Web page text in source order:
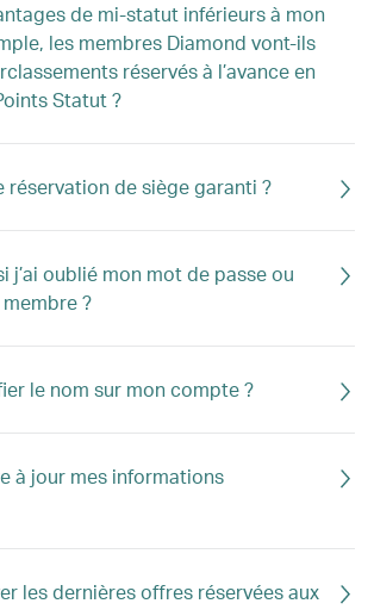
de mi-statut inférieurs à mon
les membres Diamond vont-ils
réservés à l’avance en
Statut ?
réservation de siège garanti ?
j’ai oublié mon mot de passe ou
?
le nom sur mon compte ?
à jour mes informations
les dernières offres réservées aux